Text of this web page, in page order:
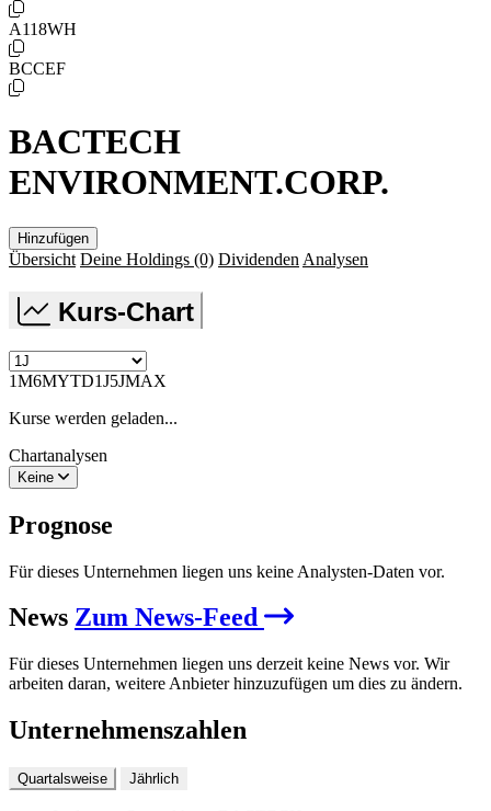
A118WH
BCCEF
BACTECH
ENVIRONMENT.CORP.
Hinzufügen
Übersicht Deine Holdings (0) Dividenden Analysen
Kurs-Chart
1M6MYTD1J5JMAX
Kurse werden geladen...
Chartanalysen
Keine
Prognose
Für dieses Unternehmen liegen uns keine Analysten-Daten vor.
News Zum News-Feed
Für dieses Unternehmen liegen uns derzeit keine News vor. Wir
arbeiten daran, weitere Anbieter hinzuzufügen um dies zu ändern.
Unternehmenszahlen
Quartalsweise Jährlich